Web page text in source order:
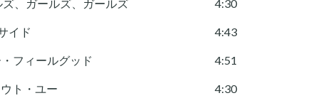
、ガールズ、ガールズ
4:30
イド
4:43
フィールグッド
4:51
ト・ユー
4:30